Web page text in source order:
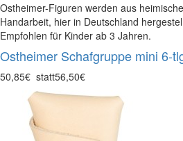
Ostheimer-Figuren werden aus
Handarbeit, hier in Deutschland
Empfohlen für Kinder ab 3 Jahren.
Ostheimer Schafgruppe mini 6-
50,85€ statt56,50€